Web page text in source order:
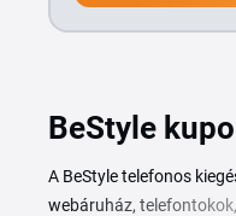
BeStyle
A BeStyle telefonos
webáruház,